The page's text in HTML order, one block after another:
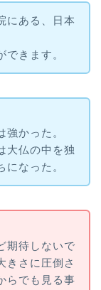
にある、日本
きます。
かった。
大仏の中を独
になった。
期待しないで
きさに圧倒さ
らでも見る事